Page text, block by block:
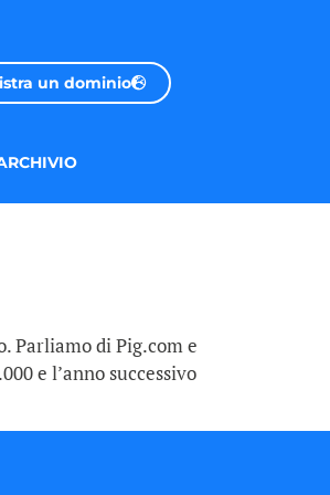
un dominio
Parliamo di Pig.com e
e l’anno successivo